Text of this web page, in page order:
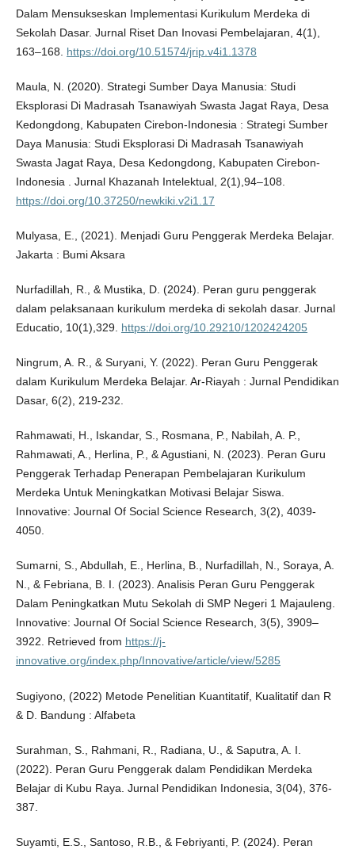
Dalam Mensukseskan Implementasi Kurikulum Merdeka di
Sekolah Dasar. Jurnal Riset Dan Inovasi Pembelajaran, 4(1),
163–168. https://doi.org/10.51574/jrip.v4i1.1378
Maula, N. (2020). Strategi Sumber Daya Manusia: Studi
Eksplorasi Di Madrasah Tsanawiyah Swasta Jagat Raya, Desa
Kedongdong, Kabupaten Cirebon-Indonesia : Strategi Sumber
Daya Manusia: Studi Eksplorasi Di Madrasah Tsanawiyah
Swasta Jagat Raya, Desa Kedongdong, Kabupaten Cirebon-
Indonesia . Jurnal Khazanah Intelektual, 2(1),94–108.
https://doi.org/10.37250/newkiki.v2i1.17
Mulyasa, E., (2021). Menjadi Guru Penggerak Merdeka Belajar.
Jakarta : Bumi Aksara
Nurfadillah, R., & Mustika, D. (2024). Peran guru penggerak
dalam pelaksanaan kurikulum merdeka di sekolah dasar. Jurnal
Educatio, 10(1),329. https://doi.org/10.29210/1202424205
Ningrum, A. R., & Suryani, Y. (2022). Peran Guru Penggerak
dalam Kurikulum Merdeka Belajar. Ar-Riayah : Jurnal Pendidikan
Dasar, 6(2), 219-232.
Rahmawati, H., Iskandar, S., Rosmana, P., Nabilah, A. P.,
Rahmawati, A., Herlina, P., & Agustiani, N. (2023). Peran Guru
Penggerak Terhadap Penerapan Pembelajaran Kurikulum
Merdeka Untuk Meningkatkan Motivasi Belajar Siswa.
Innovative: Journal Of Social Science Research, 3(2), 4039-
4050.
Sumarni, S., Abdullah, E., Herlina, B., Nurfadillah, N., Soraya, A.
N., & Febriana, B. I. (2023). Analisis Peran Guru Penggerak
Dalam Peningkatkan Mutu Sekolah di SMP Negeri 1 Majauleng.
Innovative: Journal Of Social Science Research, 3(5), 3909–
3922. Retrieved from https://j-
innovative.org/index.php/Innovative/article/view/5285
Sugiyono, (2022) Metode Penelitian Kuantitatif, Kualitatif dan R
& D. Bandung : Alfabeta
Surahman, S., Rahmani, R., Radiana, U., & Saputra, A. I.
(2022). Peran Guru Penggerak dalam Pendidikan Merdeka
Belajar di Kubu Raya. Jurnal Pendidikan Indonesia, 3(04), 376-
387.
Suyamti, E.S., Santoso, R.B., & Febriyanti, P. (2024). Peran